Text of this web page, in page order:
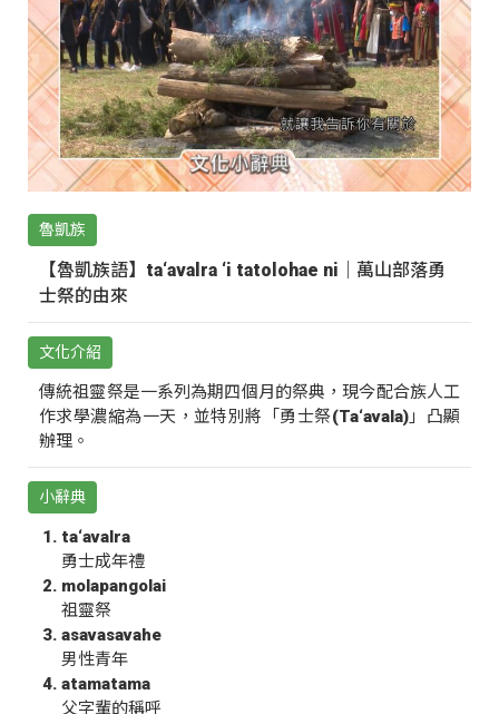
魯凱族
【魯凱族語】ta‘avalra ‘i tatolohae ni｜萬山部落勇
士祭的由來
文化介紹
傳統祖靈祭是一系列為期四個月的祭典，現今配合族人工
作求學濃縮為一天，並特別將「勇士祭(Ta‘avala)」凸顯
辦理。
小辭典
ta‘avalra
勇士成年禮
molapangolai
祖靈祭
asavasavahe
男性青年
atamatama
父字輩的稱呼